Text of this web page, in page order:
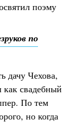
поэму
по
дачу Чехова,
как свадебный
По тем
но когда